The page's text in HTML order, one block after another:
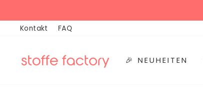
zum
InhaltKontakt
FAQ
🎉 NEUHEITEN